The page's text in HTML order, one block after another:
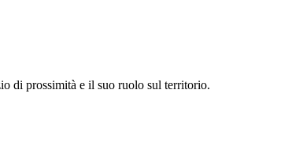
di prossimità e il suo ruolo sul territorio.